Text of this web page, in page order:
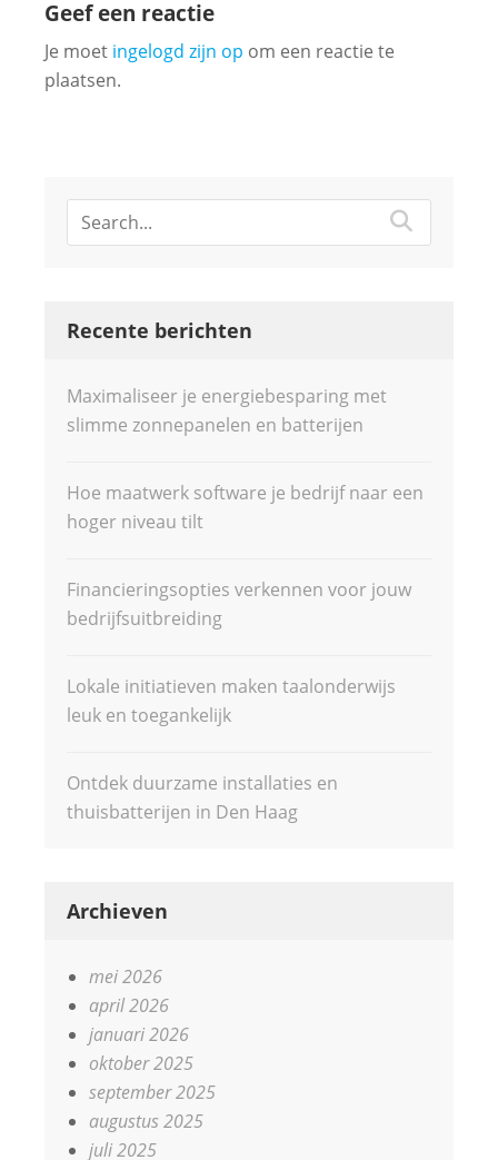
Geef een reactie
Je moet ingelogd zijn op om een reactie te
plaatsen.
Recente berichten
Maximaliseer je energiebesparing met
slimme zonnepanelen en batterijen
Hoe maatwerk software je bedrijf naar een
hoger niveau tilt
Financieringsopties verkennen voor jouw
bedrijfsuitbreiding
Lokale initiatieven maken taalonderwijs
leuk en toegankelijk
Ontdek duurzame installaties en
thuisbatterijen in Den Haag
Archieven
mei 2026
april 2026
januari 2026
oktober 2025
september 2025
augustus 2025
juli 2025